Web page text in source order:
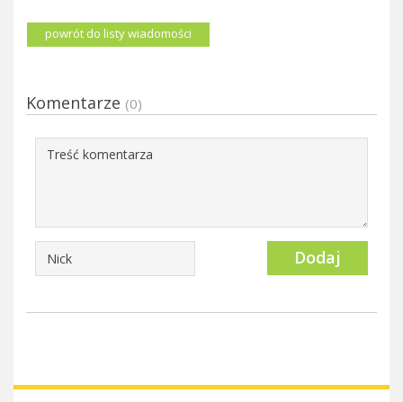
powrót do listy wiadomości
Komentarze (0)
Dodaj